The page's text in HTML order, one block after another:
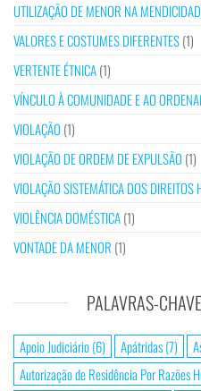
UTILIZAÇÃO DE MENOR NA
VALORES E COSTUMES DIFERENTES(1)
VERTENTE ÉTNICA(1)
VÍNCULO À COMUNIDADE E AO
VIOLAÇÃO (1)
VIOLAÇÃO DE ORDEM DE EXPULSÃO (1)
VIOLAÇÃO SISTEMÁTICA DOS DIREITOS
VIOLÊNCIA DOMÉSTICA(1)
VONTADE DA MENOR (1)
PALAVRAS-
Apoio Judiciário(6) Apátridas(7)
Autorização de Residência Por Razões